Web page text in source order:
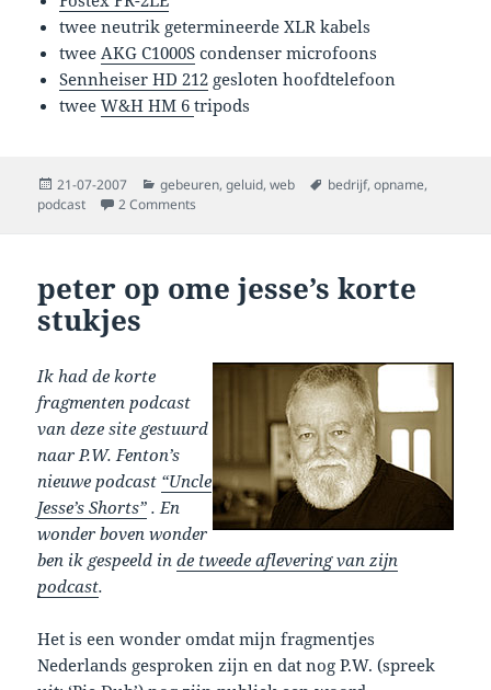
twee neutrik getermineerde XLR kabels
tweeAKG C1000S condenser microfoons
Sennheiser HD 212 gesloten hoofdtelefoon
tweeW&H HM 6tripods
Posted
on
21-07-2007 Categories
gebeuren,geluid,web Tags
bedrijf,opname,
podcast
2 Comments
peter op ome jesse’s korte
stukjes
Ik had de korte
fragmenten podcast
van deze site gestuurd
naar P.W. Fenton’s
nieuwe podcast “Uncle
Jesse’s Shorts” . En
wonder boven wonder
ben ik gespeeld inde tweede aflevering van zijn
podcast.
Het is een wonder omdat mijn fragmentjes
Nederlands gesproken zijn en dat nog P.W. (spreek